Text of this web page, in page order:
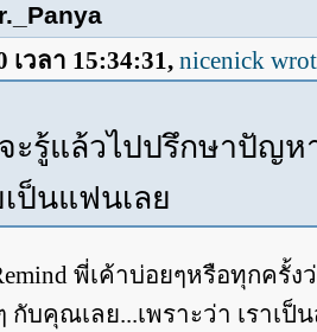
เวลา 15:34:31, nicenick
ะรู้แล้วไปปรึกษาปัญ
ป็นแฟนเลย
พี่เค้าบ่อยๆหรือทุกครั้
กับคุณเลย...เพราะว่า เรา